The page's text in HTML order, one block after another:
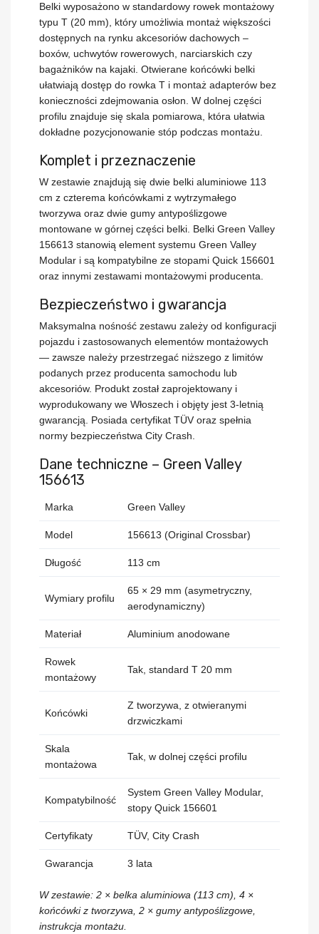
Belki wyposażono w standardowy rowek montażowy
typu T (20 mm) , który umożliwia montaż większości
dostępnych na rynku akcesoriów dachowych –
boxów, uchwytów rowerowych, narciarskich czy
bagażników na kajaki. Otwierane końcówki belki
ułatwiają dostęp do rowka T i montaż adapterów bez
konieczności zdejmowania osłon. W dolnej części
profilu znajduje się skala pomiarowa , która ułatwia
dokładne pozycjonowanie stóp podczas montażu.
Komplet i przeznaczenie
W zestawie znajdują się dwie belki aluminiowe 113
cm z czterema końcówkami z wytrzymałego
tworzywa oraz dwie gumy antypoślizgowe
montowane w górnej części belki. Belki Green Valley
156613 stanowią element systemu Green Valley
Modular i są kompatybilne ze stopami Quick 156601
oraz innymi zestawami montażowymi producenta.
Bezpieczeństwo i gwarancja
Maksymalna nośność zestawu zależy od konfiguracji
pojazdu i zastosowanych elementów montażowych
— zawsze należy przestrzegać niższego z limitów
podanych przez producenta samochodu lub
akcesoriów. Produkt został zaprojektowany i
wyprodukowany we Włoszech i objęty jest 3-letnią
gwarancją . Posiada certyfikat TÜV oraz spełnia
normy bezpieczeństwa City Crash
Dane techniczne – Green Valley
156613
Marka Green Valley
Model 156613 (Original Crossbar)
Długość 113 cm
Wymiary profilu
65 × 29 mm (asymetryczny,
aerodynamiczny)
Materiał Aluminium anodowane
Rowek
montażowy
Tak, standard T 20 mm
Końcówki
Z tworzywa, z otwieranymi
drzwiczkami
Skala
montażowa
Tak, w dolnej części profilu
Kompatybilność
System Green Valley Modular,
stopy Quick 156601
Certyfikaty TÜV, City Crash
Gwarancja 3 lata
W zestawie: 2 × belka aluminiowa (113 cm), 4 ×
końcówki z tworzywa, 2 × gumy antypoślizgowe,
instrukcja montażu.